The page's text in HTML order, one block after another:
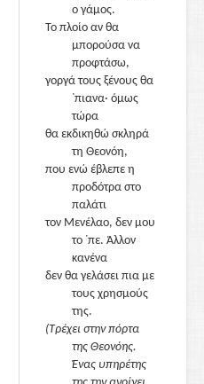
ο γάμος.
Το πλοίο αν θα
μπορούσα να
προφτάσω,
γοργά τους ξένους θα
᾽πιανα· όμως
τώρα
θα εκδικηθώ σκληρά
τη Θεονόη,
που ενώ έβλεπε η
προδότρα στο
παλάτι
τον Μενέλαο, δεν μου
το ᾽πε. Άλλον
κανένα
δεν θα γελάσει πια με
τους χρησμούς
της.
(Τρέχει στην πόρτα
της Θεονόης.
Ένας υπηρέτης